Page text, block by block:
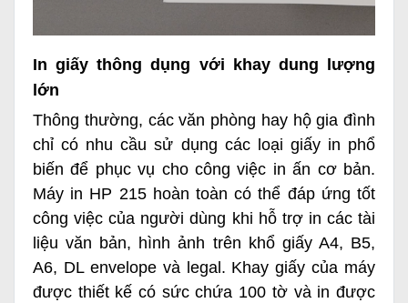
In giấy thông dụng với khay dung lượng
lớn
Thông thường, các văn phòng hay hộ gia đình
chỉ có nhu cầu sử dụng các loại giấy in phổ
biến để phục vụ cho công việc in ấn cơ bản.
Máy in HP 215 hoàn toàn có thể đáp ứng tốt
công việc của người dùng khi hỗ trợ in các tài
liệu văn bản, hình ảnh trên khổ giấy A4, B5,
A6, DL envelope và legal. Khay giấy của máy
được thiết kế có sức chứa 100 tờ và in được